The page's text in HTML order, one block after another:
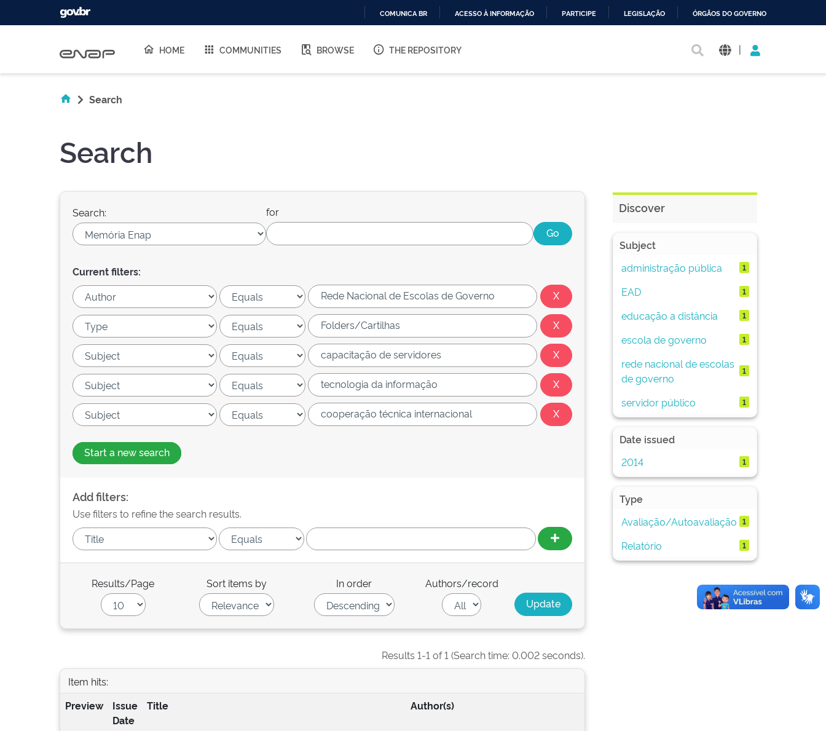
O
COMUNICA BR ACESSO À INFORMAÇÃO PARTICIPE LEGISLAÇÃO ÓRGÃOS DO GOVERNO
HOME COMMUNITIES BROWSE THE REPOSITORY |
Search
Search
Search: for
Current filters:
Start a new search
Add filters:
Use filters to refine the search results.
Results/Page Sort items by In order Authors/record
Results 1-1 of 1 (Search time: 0.002 seconds).
Item hits:
Preview
Issue
Date
Title Author(s)
Discover
Subject
administração pública
1
EAD 1
educação a distância 1
escola de governo 1
rede nacional de escolas
de governo
1
servidor público 1
Date issued
2014
1
Type
Avaliação/Autoavaliação 1
Relatório 1